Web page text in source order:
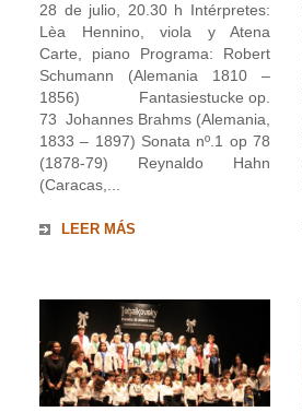
28 de julio, 20.30 h Intérpretes:
Lèa Hennino, viola y Atena
Carte, piano Programa: Robert
Schumann (Alemania 1810 –
1856) Fantasiestucke op.
73 Johannes Brahms (Alemania,
1833 – 1897) Sonata nº.1 op 78
(1878-79) Reynaldo Hahn
(Caracas,...
LEER MÁS